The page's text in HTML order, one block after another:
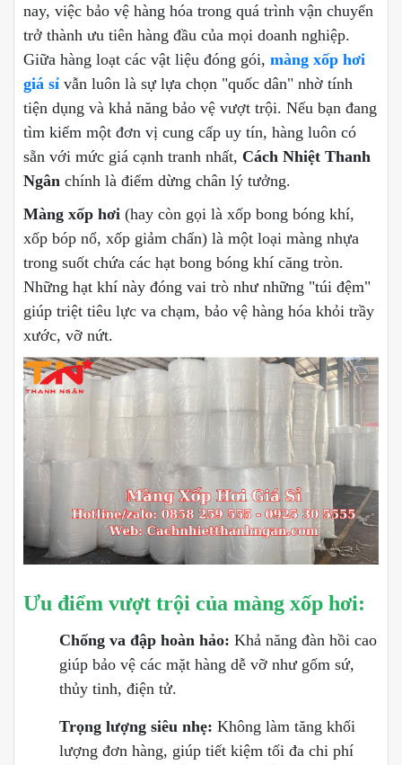
nay, việc bảo vệ hàng hóa trong quá trình vận chuyển
trở thành ưu tiên hàng đầu của mọi doanh nghiệp.
Giữa hàng loạt các vật liệu đóng gói, màng xốp hơi
giá sỉ vẫn luôn là sự lựa chọn "quốc dân" nhờ tính
tiện dụng và khả năng bảo vệ vượt trội. Nếu bạn đang
tìm kiếm một đơn vị cung cấp uy tín, hàng luôn có
sẵn với mức giá cạnh tranh nhất, Cách Nhiệt Thanh
Ngân chính là điểm dừng chân lý tưởng.
Màng xốp hơi (hay còn gọi là xốp bong bóng khí,
xốp bóp nổ, xốp giảm chấn) là một loại màng nhựa
trong suốt chứa các hạt bong bóng khí căng tròn.
Những hạt khí này đóng vai trò như những "túi đệm"
giúp triệt tiêu lực va chạm, bảo vệ hàng hóa khỏi trầy
xước, vỡ nứt.
Ưu điểm vượt trội của màng xốp hơi:
Chống va đập hoàn hảo: Khả năng đàn hồi cao
giúp bảo vệ các mặt hàng dễ vỡ như gốm sứ,
thủy tinh, điện tử.
Trọng lượng siêu nhẹ: Không làm tăng khối
lượng đơn hàng, giúp tiết kiệm tối đa chi phí